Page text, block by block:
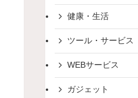
健康・生活
ツール・サービス
WEBサービス
ガジェット